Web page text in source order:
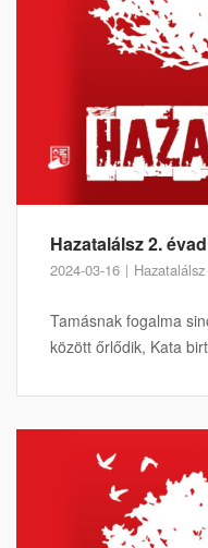
Hazatalálsz 2.
2024-03-16
Tamásnak fogalma
között őrlődik, Kata